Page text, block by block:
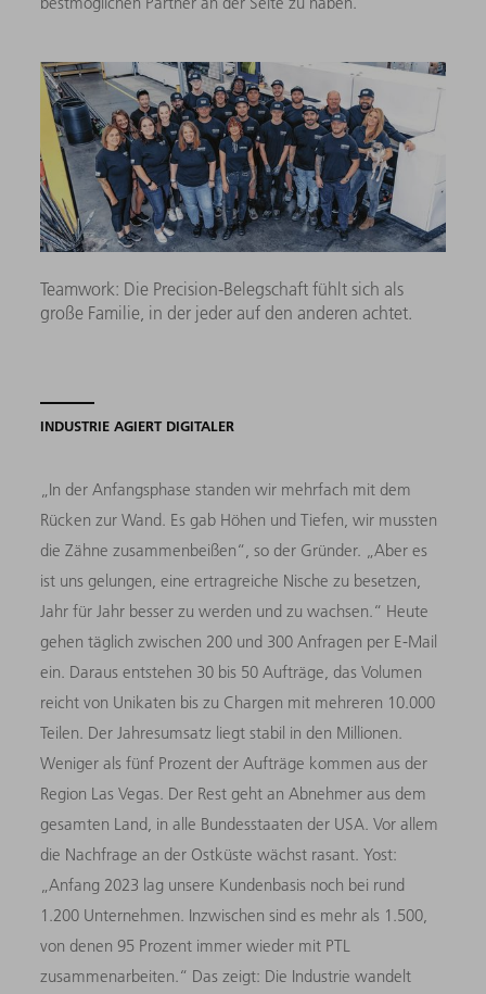
Teamwork: Die Precision-Belegschaft fühlt sich als
große Familie, in der jeder auf den anderen achtet.
INDUSTRIE AGIERT DIGITALER
„In der Anfangsphase standen wir mehrfach mit dem
Rücken zur Wand. Es gab Höhen und Tiefen, wir mussten
die Zähne zusammenbeißen“, so der Gründer. „Aber es
ist uns gelungen, eine ertragreiche Nische zu besetzen,
Jahr für Jahr besser zu werden und zu wachsen.“ Heute
gehen täglich zwischen 200 und 300 Anfragen per E-Mail
ein. Daraus entstehen 30 bis 50 Aufträge, das Volumen
reicht von Unikaten bis zu Chargen mit mehreren 10.000
Teilen. Der Jahresumsatz liegt stabil in den Millionen.
Weniger als fünf Prozent der Aufträge kommen aus der
Region Las Vegas. Der Rest geht an Abnehmer aus dem
gesamten Land, in alle Bundesstaaten der USA. Vor allem
die Nachfrage an der Ostküste wächst rasant. Yost:
„Anfang 2023 lag unsere Kundenbasis noch bei rund
1.200 Unternehmen. Inzwischen sind es mehr als 1.500,
von denen 95 Prozent immer wieder mit PTL
zusammenarbeiten.“ Das zeigt: Die Industrie wandelt